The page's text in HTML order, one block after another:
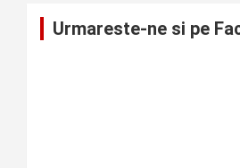
Urmareste-ne si pe